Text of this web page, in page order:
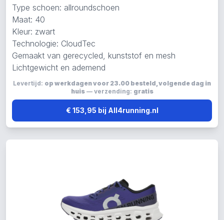
Type schoen: allroundschoen
Maat: 40
Kleur: zwart
Technologie: CloudTec
Gemaakt van gerecycled, kunststof en mesh
Lichtgewicht en ademend
Levertijd: op werkdagen voor 23.00 besteld, volgende dag in
huis— verzending: gratis
€ 153,95 bij All4running.nl